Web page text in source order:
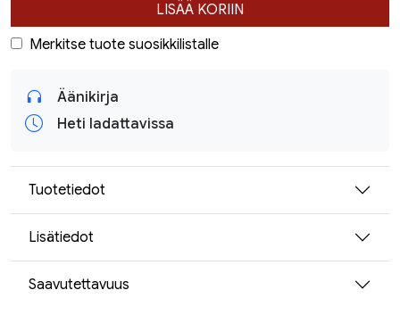
LISÄÄ KORIIN
Merkitse tuote suosikkilistalle
Äänikirja
Heti ladattavissa
Tuotetiedot
Lisätiedot
Saavutettavuus